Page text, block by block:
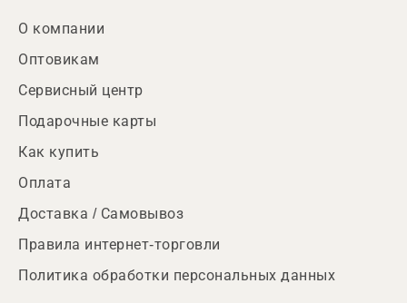
О компании
Оптовикам
Сервисный центр
Подарочные карты
Как купить
Оплата
Доставка / Самовывоз
Правила интернет-торговли
Политика обработки персональных данных